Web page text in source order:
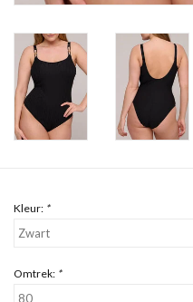
Kleur: *
Omtrek: *